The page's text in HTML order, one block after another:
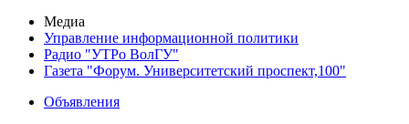
Медиа
Управление информационной политики
Радио "УТРо ВолГУ"
Газета "Форум. Университетский проспект,100"
Объявления